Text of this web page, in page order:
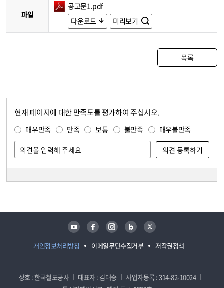
파일
공고문1.pdf
다운로드
미리보기
목록
현재 페이지에 대한 만족도를 평가하여 주십시오.
매우만족 만족 보통 불만족 매우불만족
개인정보처리방침 이메일무단수집거부 저작권정책
유튜브 페이스북 인스타그램 블로그 트위터
상호 : 한국철도공사 대표자 : 김태승
사업자등록 : 314-82-10024